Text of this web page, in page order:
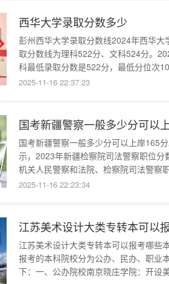
西华大学录取分数多少
彭州西华大学录取分数线2024年西华大
取分数线为理科522分、文科524分。
科最低录取分数是522分，最低分位次
524分，最低分位次23127名。若2025
2025-11-16 22:37:23
国考新疆警察一般多少分可以
国考新疆警察一般多少分可以上岸165
示，2023年新疆检察院司法警察职位
机关人民警察和法院、检察院司法警察
言文字基础知识笔试合格最低分数线为
2025-11-16 22:23:34
江苏美术设计大类专转本可以
江苏美术设计大类专转本可以报考哪些
报考的本科院校分为公办、民办、职业
下：一、公办院校南京晓庄学院：开设